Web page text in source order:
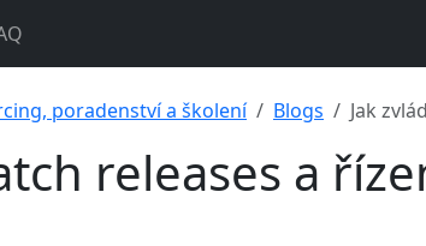
poradenství a školení Blogs Jak
releases a